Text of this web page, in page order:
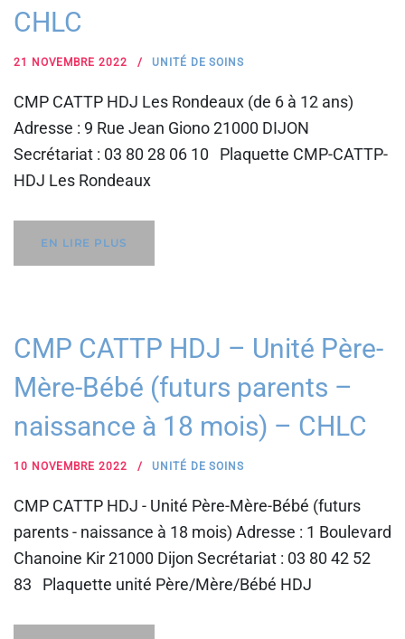
CHLC
21 NOVEMBRE 2022 UNITÉ DE SOINS
CMP CATTP HDJ Les Rondeaux (de 6 à 12 ans)
Adresse : 9 Rue Jean Giono 21000 DIJON
Secrétariat : 03 80 28 06 10 Plaquette CMP-CATTP-
HDJ Les Rondeaux
EN LIRE PLUS
CMP CATTP HDJ – Unité Père-
Mère-Bébé (futurs parents –
naissance à 18 mois) – CHLC
10 NOVEMBRE 2022 UNITÉ DE SOINS
CMP CATTP HDJ - Unité Père-Mère-Bébé (futurs
parents - naissance à 18 mois) Adresse : 1 Boulevard
Chanoine Kir 21000 Dijon Secrétariat : 03 80 42 52
83 Plaquette unité Père/Mère/Bébé HDJ